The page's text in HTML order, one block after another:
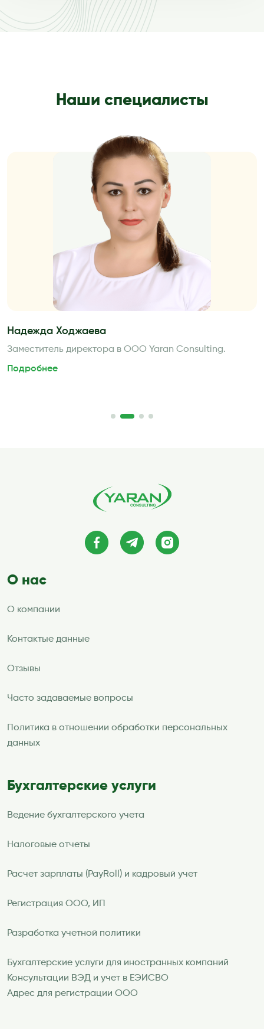
Наши специалисты
Надежда Ходжаева
Заместитель директора в ООО Yaran Consulting.
Подробнее
О нас
О компании
Контактые данные
Отзывы
Часто задаваемые вопросы
Политика в отношении обработки персональных
данных
Бухгалтерские услуги
Ведение бухгалтерского учета
Налоговые отчеты
Расчет зарплаты (PayRoll) и кадровый учет
Регистрация ООО, ИП
Разработка учетной политики
Бухгалтерские услуги для иностранных компаний
Консультации ВЭД и учет в ЕЭИСВО
Адрес для регистрации ООО